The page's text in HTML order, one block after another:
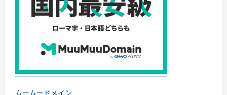
ムームードメイン